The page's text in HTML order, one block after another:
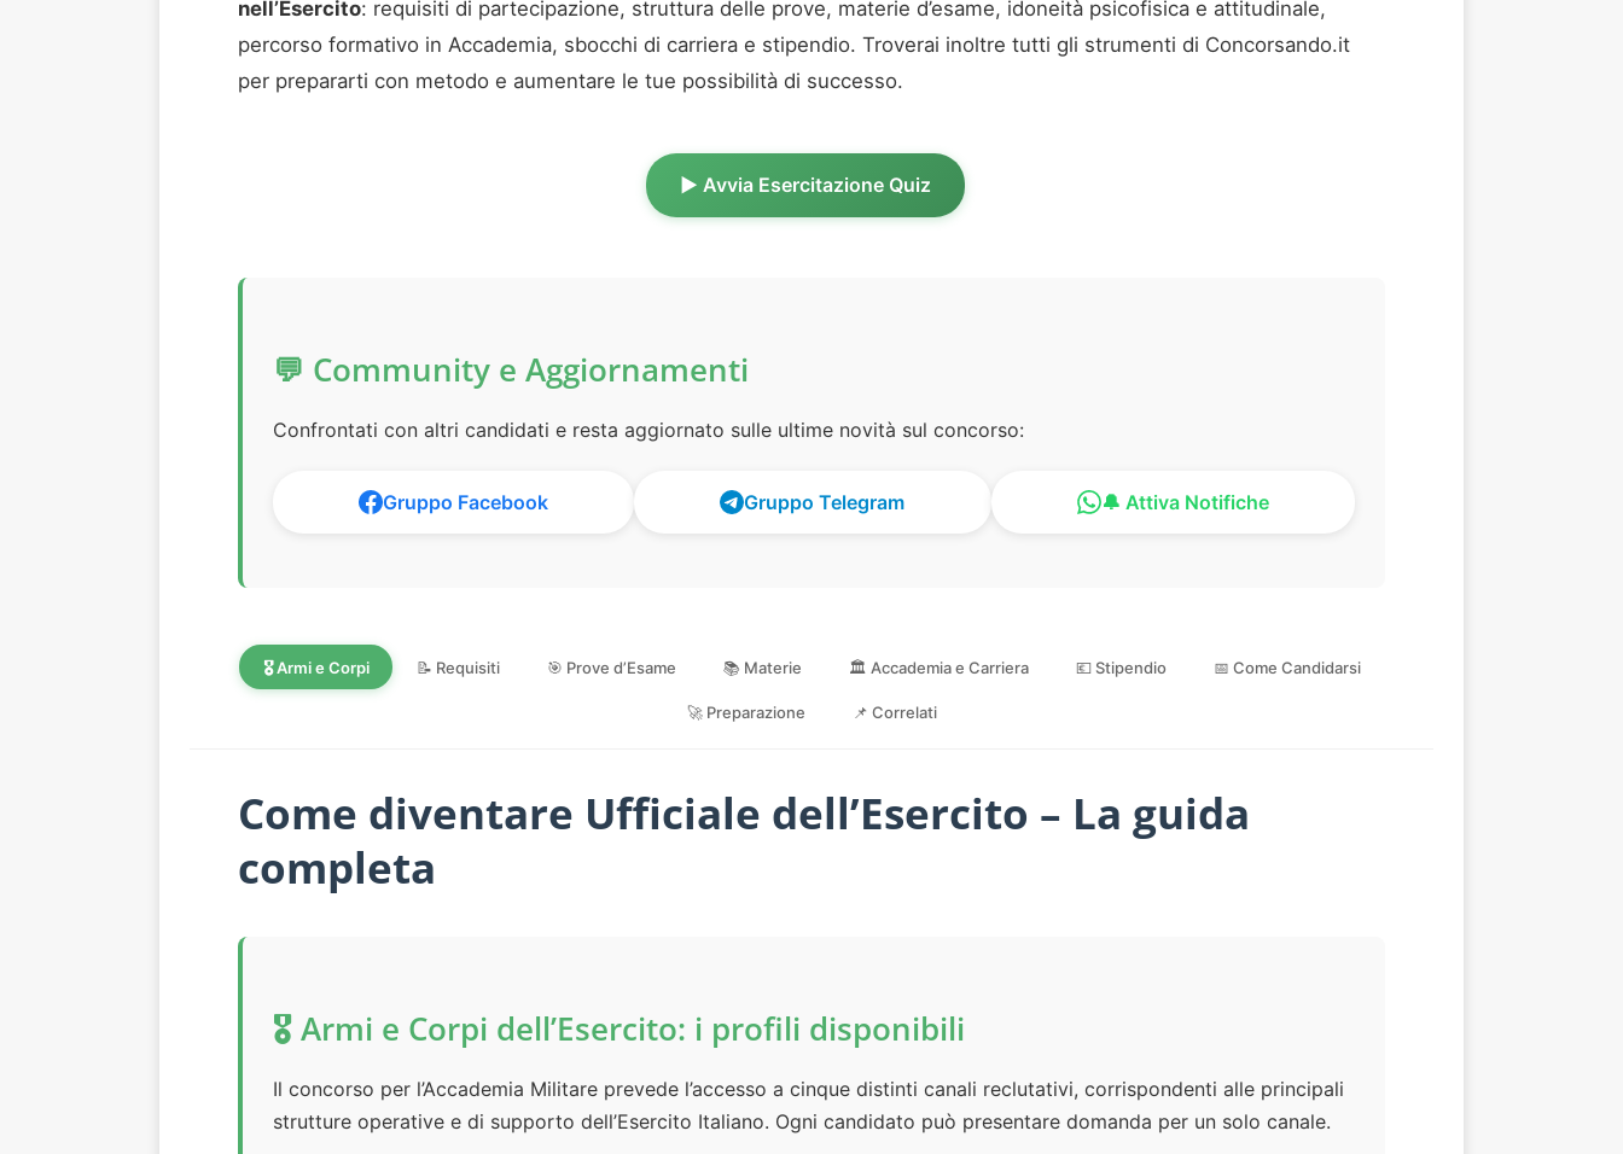
nell’Esercito: requisiti di partecipazione, struttura delle prove, materie d’esame, idoneità psicofisica e attitudinale,
percorso formativo in Accademia, sbocchi di carriera e stipendio. Troverai inoltre tutti gli strumenti di Concorsando.it
per prepararti con metodo e aumentare le tue possibilità di successo.
▶️ Avvia Esercitazione Quiz
💬 Community e Aggiornamenti
Confrontati con altri candidati e resta aggiornato sulle ultime novità sul concorso:
Gruppo Facebook Gruppo Telegram 🔔 Attiva Notifiche
🎖️ Armi e Corpi 📝 Requisiti 🎯 Prove d’Esame 📚 Materie 🏛️ Accademia e Carriera 💶 Stipendio 📅 Come Candidarsi
🚀 Preparazione 📌 Correlati
Come diventare Ufficiale dell’Esercito – La guida
completa
🎖️ Armi e Corpi dell’Esercito: i profili disponibili
Il concorso per l’Accademia Militare prevede l’accesso a cinque distinti canali reclutativi, corrispondenti alle principali
strutture operative e di supporto dell’Esercito Italiano. Ogni candidato può presentare domanda per un solo canale.